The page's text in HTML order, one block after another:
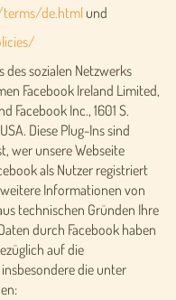
de.html und
des sozialen Netzwerks
Facebook Ireland Limited,
Facebook Inc., 1601 S.
Diese Plug-Ins sind
wer unsere Webseite
als Nutzer registriert
Informationen von
technischen Gründen Ihre
durch Facebook haben
auf die
die unter